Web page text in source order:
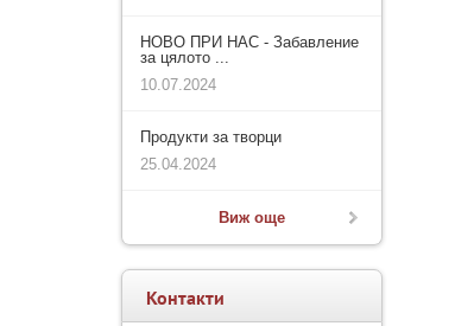
НОВО ПРИ НАС - Забавление
за цялото ...
10.07.2024
Продукти за творци
25.04.2024
Виж още
Контакти